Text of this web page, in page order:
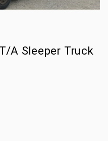
A Sleeper Truck